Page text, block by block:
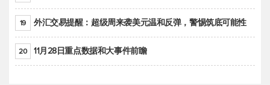
19 外汇交易提醒：超级周来袭美元温和反弹，警惕筑底可能性
20 11月28日重点数据和大事件前瞻